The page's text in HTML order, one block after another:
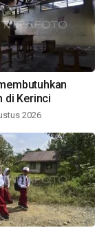
di Kerinci
2026